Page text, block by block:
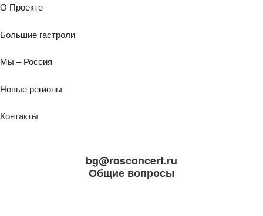
О Проекте
Большие гастроли
Мы – Россия
Новые регионы
Контакты
bg@rosconcert.ru
Общие вопросы